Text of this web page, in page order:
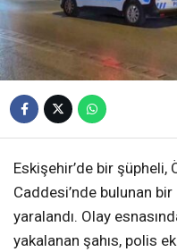
Eskişehir’de bir
Caddesi’nde bulunan bir
yaralandı. Olay
yakalanan şahıs, polis